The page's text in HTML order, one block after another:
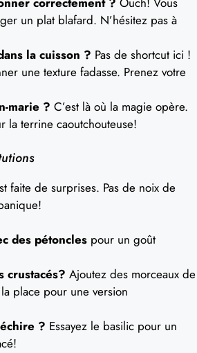
un plat blafard. N’hésitez pas à
la cuisson ? Pas de shortcut ici !
une texture fadasse. Prenez votre
marie ? C’est là où la magie opère.
la terrine caoutchouteuse!
faite de surprises. Pas de noix de
des pétoncles pour un goût
crustacés? Ajoutez des morceaux de
place pour une version
? Essayez le basilic pour un